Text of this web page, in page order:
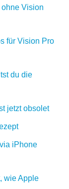
Vision
für Vision Pro
du die
jetzt obsolet
iPhone
wie Apple